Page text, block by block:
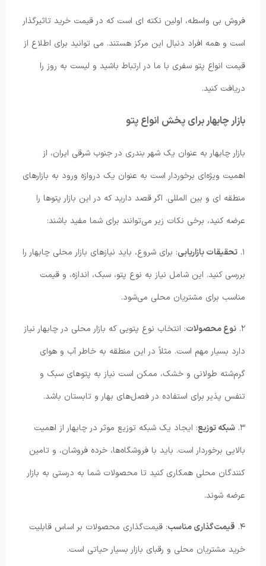
فروش بی واسطه، اولین نکته ای است که در قیمت خرید تاثیرگذار
است و همه افراد دنبال این مرکز هستند. می توانید برای اطلاع از
قیمت انواع پتو سفری با ما در ارتباط باشید و لیست به روز را
دریافت کنید.
بازار چابهار برای پخش انواع پتو
بازار چابهار به عنوان یک شهر بندری در جنوب شرقی ایران، از
اهمیت ویژه‌ای برخوردار است به عنوان یک دروازه ورود به بازارهای
منطقه ای و بین المللی. اگر قصد دارید که در این بازار پتوها را
عرضه کنید، برخی نکات زیر می‌توانند برای شما مفید باشند:
۱. تحقیقات بازاریابی: برای شروع، باید نیازهای بازار محلی چابهار را
بررسی کنید. این شامل نیاز به نوع پتو، سبک، اندازه، و قیمت
مناسب برای مشتریان محلی می‌شود.
۲. نوع محصولات: انتخاب نوع پتویی که بازار محلی در چابهار نیاز
دارد بسیار مهم است. مثلاً در این منطقه به خاطر آب و هوای
گرم‌شته طولانی و خشک، ممکن است نیاز به پتوهای سبک و
تنفس پذیر برای استفاده در فصل‌های بهار و تابستان باشد.
۳. شبکه توزیع: ایجاد یک شبکه توزیع موثر در چابهار از اهمیت
بالایی برخوردار است. باید با فروشگاه‌ها، خرده فروشان، و تامین
کنندگان محلی همکاری کنید تا محصولات شما به درستی به بازار
عرضه شوند.
۴. قیمت‌گذاری مناسب: قیمت‌گذاری محصولات بر اساس قابلیت
خرید مشتریان محلی و رقبای بازار بسیار حیاتی است.